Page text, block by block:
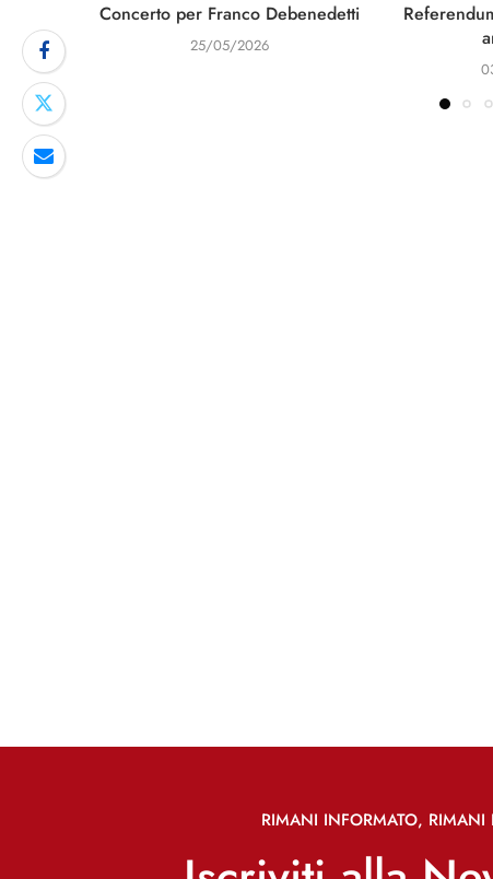
Concerto per Franco Debenedetti
25/05/2026
RIMANI INFORMATO, RIMANI